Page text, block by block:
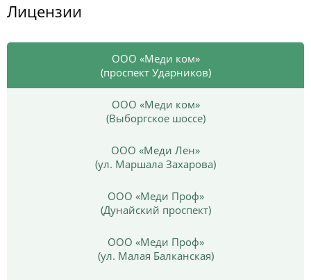
Лицензии
ООО «Меди ком»
(проспект Ударников)
ООО «Меди ком»
(Выборгское шоссе)
ООО «Меди Лен»
(ул. Маршала Захарова)
ООО «Меди Проф»
(Дунайский проспект)
ООО «Меди Проф»
(ул. Малая Балканская)